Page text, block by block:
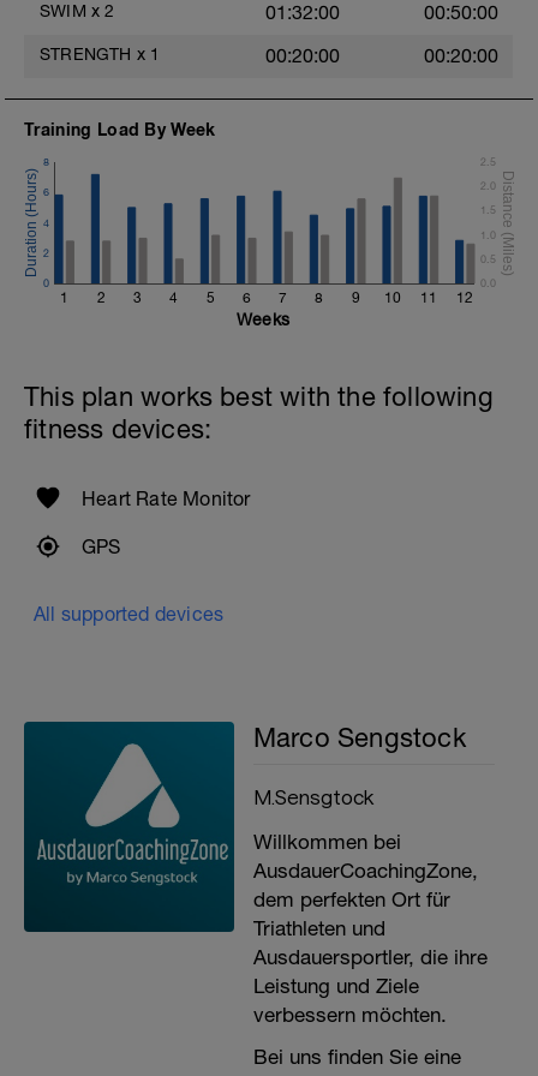
ruhiges Tempo (Rekom), beliebiger Stil,
SWIM x 2 01:32:00 00:50:00
STRENGTH x 1 00:20:00 00:20:00
Training Load By Week
1 2 3 4 5 6 7 8 9 10 11 12
0
2
4
6
8
0.0
0.5
1.0
1.5
2.0
2.5
Weeks
This plan works best with the following
fitness devices:
Heart Rate Monitor
GPS
All supported devices
Marco Sengstock
M.Sensgtock
Willkommen bei
AusdauerCoachingZone,
dem perfekten Ort für
Triathleten und
Ausdauersportler, die ihre
Leistung und Ziele
verbessern möchten.
Bei uns finden Sie eine